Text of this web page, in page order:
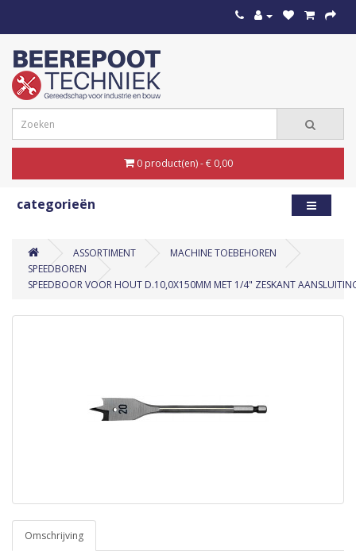
0 product(en) - € 0,00
categorieën
ASSORTIMENT
MACHINE TOEBEHOREN
SPEEDBOREN
SPEEDBOOR VOOR HOUT D.10,0X150MM MET 1/4" ZESKANT
Omschrijving